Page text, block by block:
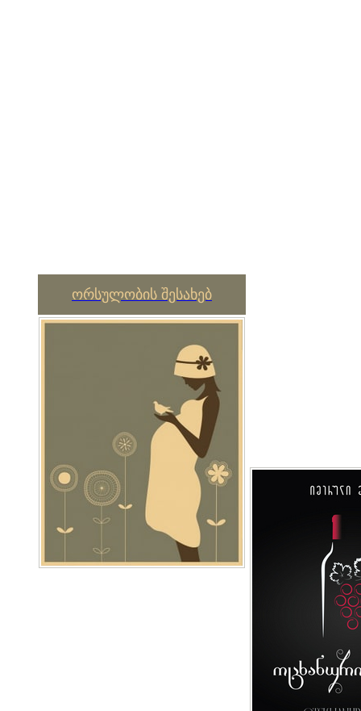
ორსულობის შესახებ